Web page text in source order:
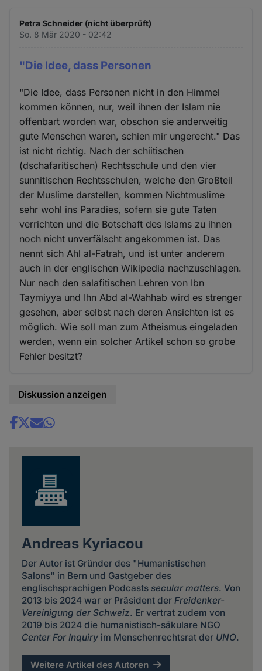
Petra Schneider (nicht überprüft)
So. 8 Mär 2020 - 02:42
"Die Idee, dass Personen
"Die Idee, dass Personen nicht in den Himmel
kommen können, nur, weil ihnen der Islam nie
offenbart worden war, obschon sie anderweitig
gute Menschen waren, schien mir ungerecht." Das
ist nicht richtig. Nach der schiitischen
(dschafaritischen) Rechtsschule und den vier
sunnitischen Rechtsschulen, welche den Großteil
der Muslime darstellen, kommen Nichtmuslime
sehr wohl ins Paradies, sofern sie gute Taten
verrichten und die Botschaft des Islams zu ihnen
noch nicht unverfälscht angekommen ist. Das
nennt sich Ahl al-Fatrah, und ist unter anderem
auch in der englischen Wikipedia nachzuschlagen.
Nur nach den salafitischen Lehren von Ibn
Taymiyya und Ihn Abd al-Wahhab wird es strenger
gesehen, aber selbst nach deren Ansichten ist es
möglich. Wie soll man zum Atheismus eingeladen
werden, wenn ein solcher Artikel schon so grobe
Fehler besitzt?
Diskussion anzeigen
Share
Andreas Kyriacou
Der Autor ist Gründer des "Humanistischen
Salons" in Bern und Gastgeber des
englischsprachigen Podcasts secular matters. Von
2013 bis 2024 war er Präsident der Freidenker-
Vereinigung der Schweiz. Er vertrat zudem von
2019 bis 2024 die humanistisch-säkulare NGO
Center For Inquiryim Menschenrechtsrat der UNO.
Weitere Artikel des Autoren